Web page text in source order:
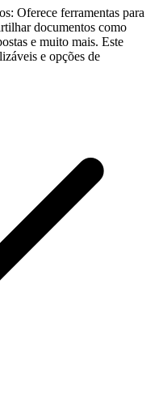
Oferece ferramentas para
documentos como
e muito mais. Este
e opções de